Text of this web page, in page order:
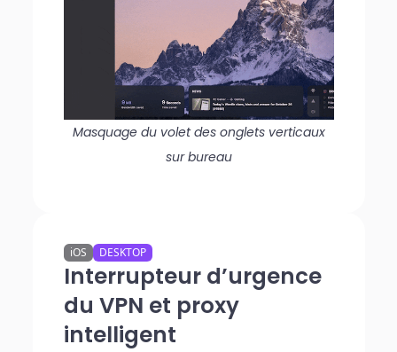
Masquage du volet des onglets verticaux
sur bureau
Interrupteur d’urgence
du VPN et proxy
intelligent
iOS DESKTOP